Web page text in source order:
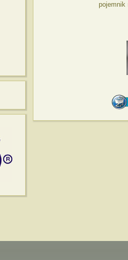
pojemnik